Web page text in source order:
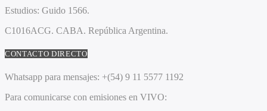
Estudios: Guido 1566.
C1016ACG. CABA. República Argentina.
CONTACTO DIRECTO
Whatsapp para mensajes: +(54) 9 11 5577 1192
Para comunicarse con emisiones en VIVO: